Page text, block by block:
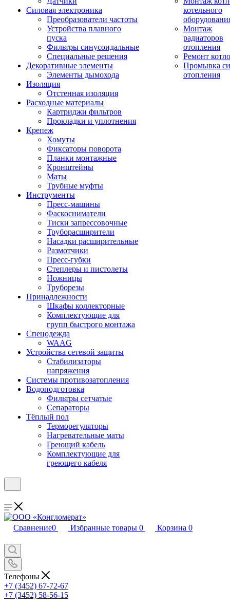
Силовая электроника
Преобразователи частоты
Устройства плавного
пуска
Фильтры синусоидальные
Специальные решения
Декоративные элементы
Элементы дымохода
Изоляция
Отстенная изоляция
Расходные материалы
Картриджи фильтров
Прокладки и уплотнения
Крепеж
Хомуты
Фиксаторы поворота
Планки монтажные
Кронштейны
Маты
Трубные муфты
Инструменты
Пресс-машины
Фаскосниматели
Тиски запрессовочные
Труборасширители
Насадки расширительные
Размотчики
Пресс-губки
Степлеры и пистолеты
Ножницы
Труборезы
Принадлежности
Шкафы коллекторные
Комплектующие для
групп быстрого монтажа
Спецодежда
WAAG
Устройства сетевой защиты
Стабилизаторы
напряжения
Системы противозатопления
Водоподготовка
Фильтры сетчатые
Сепараторы
Тёплый пол
Терморегуляторы
Нагревательные маты
Греющий кабель
Комплектующие для
греющего кабеля
котельного
Монтаж
радиаторов
отопления
Ремонт
Промывка
отопления
Сравнение0 Избранные товары 0 Корзина 0
Телефоны
+7 (3452) 67-72-67
+7 (3452) 58-56-15